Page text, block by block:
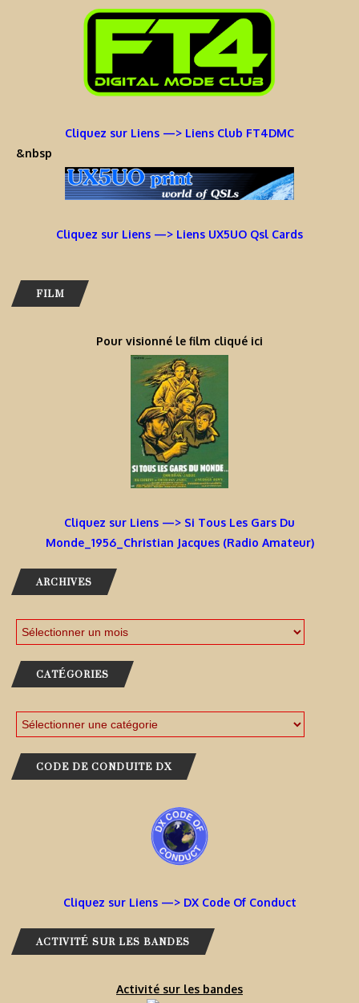
Cliquez sur Liens —> Liens Club FT4DMC
&nbsp
Cliquez sur Liens —> Liens UX5UO Qsl Cards
FILM
Pour visionné le film cliqué ici
Cliquez sur Liens —> Si Tous Les Gars Du
Monde_1956_Christian Jacques (Radio Amateur)
ARCHIVES
CATÉGORIES
CODE DE CONDUITE DX
Cliquez sur Liens —> DX Code Of Conduct
ACTIVITÉ SUR LES BANDES
Activité sur les bandes